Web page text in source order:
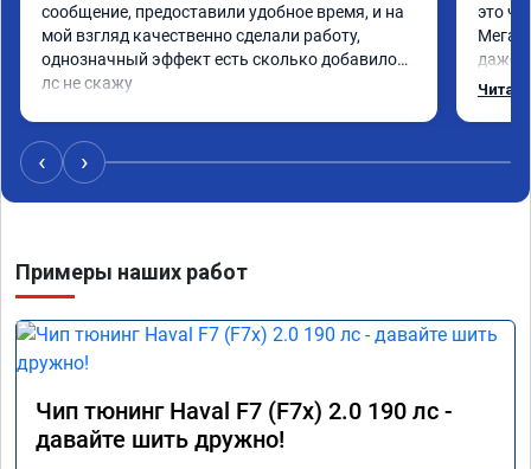
сообщение, предоставили удобное время, и на
мой взгляд качественно сделали работу,
однозначный эффект есть сколько добавилось
лс не скажу
это
Мега
даже
одно
‹ ›
Примеры наших работ
Чип тюнинг Haval F7 (F7x) 2.0 190 лс -
давайте шить дружно!